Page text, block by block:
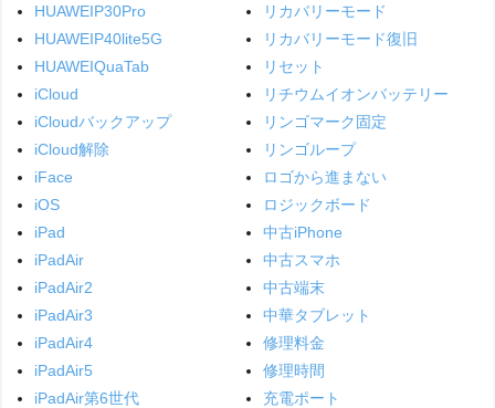
HUAWEIP30Pro
HUAWEIP40lite5G
HUAWEIQuaTab
iCloud
iCloudバックアップ
iCloud解除
iFace
iOS
iPad
iPadAir
iPadAir2
iPadAir3
iPadAir4
iPadAir5
iPadAir第6世代
リカバリーモード
リカバリーモード復旧
リセット
リチウムイオンバッテリー
リンゴマーク固定
リンゴループ
ロゴから進まない
ロジックボード
中古iPhone
中古スマホ
中古端末
中華タブレット
修理料金
修理時間
充電ポート